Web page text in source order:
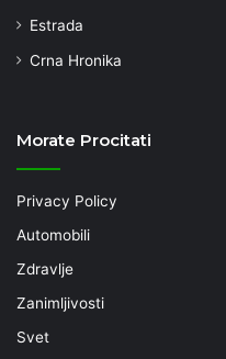
Estrada
Crna Hronika
Morate Procitati
Privacy Policy
Automobili
Zdravlje
Zanimljivosti
Svet